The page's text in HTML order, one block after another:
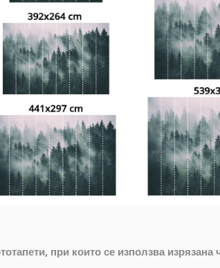
при които се използва изрязана